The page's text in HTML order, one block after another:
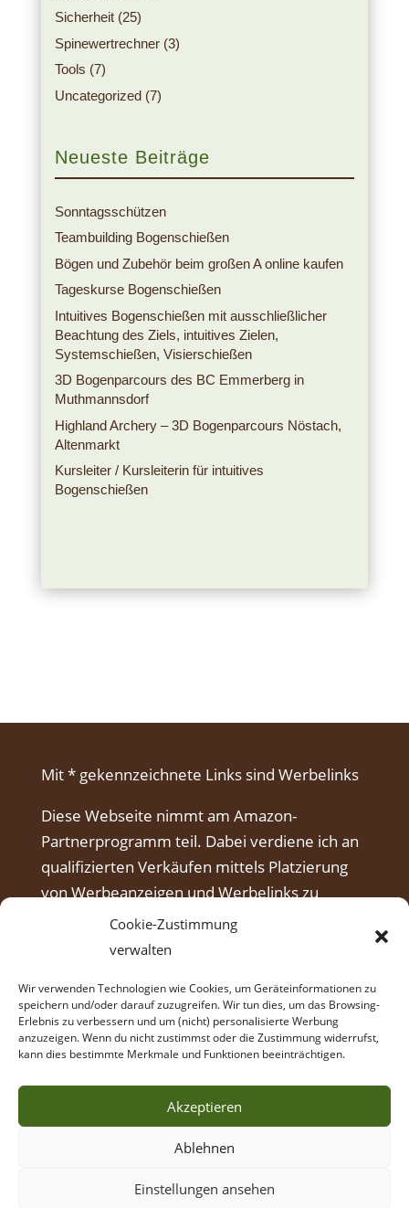
Cookie-Zustimmung
verwalten
Wir verwenden Technologien wie Cookies, um Geräteinformationen zu
speichern und/oder darauf zuzugreifen. Wir tun dies, um das Browsing-
Erlebnis zu verbessern und um (nicht) personalisierte Werbung
anzuzeigen. Wenn du nicht zustimmst oder die Zustimmung widerrufst,
kann dies bestimmte Merkmale und Funktionen beeinträchtigen.
Akzeptieren
Ablehnen
Einstellungen ansehen
Sicherheit(25)
Spinewertrechner(3)
Tools (7)
Uncategorized(7)
Neueste Beiträge
Sonntagsschützen
Teambuilding Bogenschießen
Bögen und Zubehör beim großen A online kaufen
Tageskurse Bogenschießen
Intuitives Bogenschießen mit ausschließlicher
Beachtung des Ziels, intuitives Zielen,
Systemschießen, Visierschießen
3D Bogenparcours des BC Emmerberg in
Muthmannsdorf
Highland Archery – 3D Bogenparcours Nöstach,
Altenmarkt
Kursleiter / Kursleiterin für intuitives
Bogenschießen
Mit * gekennzeichnete Links sind Werbelinks
Diese Webseite nimmt am Amazon-
Partnerprogramm teil. Dabei verdiene ich an
qualifizierten Verkäufen mittels Platzierung
von Werbeanzeigen und Werbelinks zu
© Intuitives Bogenschießen Coaching,